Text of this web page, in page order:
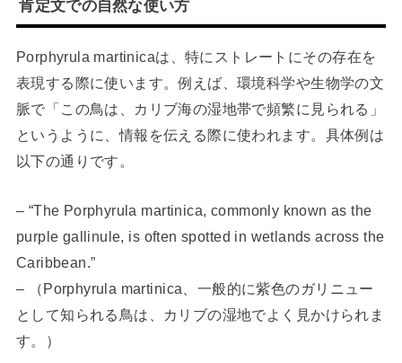
肯定文での自然な使い方
Porphyrula martinicaは、特にストレートにその存在を
表現する際に使います。例えば、環境科学や生物学の文
脈で「この鳥は、カリブ海の湿地帯で頻繁に見られる」
というように、情報を伝える際に使われます。具体例は
以下の通りです。
– “The Porphyrula martinica, commonly known as the
purple gallinule, is often spotted in wetlands across the
Caribbean.”
– （Porphyrula martinica、一般的に紫色のガリニュー
として知られる鳥は、カリブの湿地でよく見かけられま
す。）